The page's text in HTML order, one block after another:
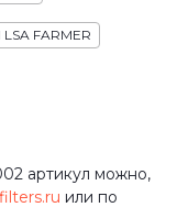
LSA FARMER
артикул можно,
или по